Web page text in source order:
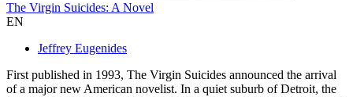
The Virgin Suicides: A Novel
EN
Jeffrey Eugenides
First published in 1993, The Virgin Suicides announced the arrival
of a major new American novelist. In a quiet suburb of Detroit, the